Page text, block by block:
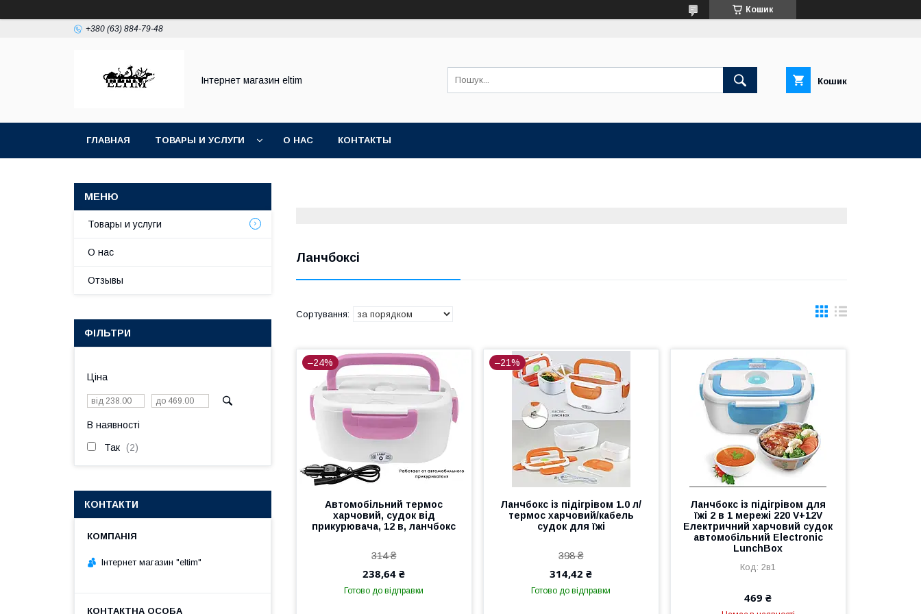
Кошик
+380 (63) 884-79-48
Інтернет магазин eltim Кошик
ГЛАВНАЯ ТОВАРЫ И УСЛУГИ О НАС КОНТАКТЫ
Ланчбоксі
–24%
Автомобільний термос
харчовий, судок від
прикурювача, 12 в, ланчбокс
314 ₴
238,64 ₴
Готово до відправки
–21%
Ланчбокс із підігрівом 1.0 л/
термос харчовий/кабель
судок для їжі
398 ₴
314,42 ₴
Готово до відправки
Ланчбокс із підігрівом для
їжі 2 в 1 мережі 220 V+12V
Електричний харчовий судок
автомобільний Electronic
LunchBox
2в1
469 ₴
Товары и услуги
О нас
Отзывы
ФІЛЬТРИ
Ціна
В наявності
Так 2
КОНТАКТИ
Інтернет магазин "eltim"